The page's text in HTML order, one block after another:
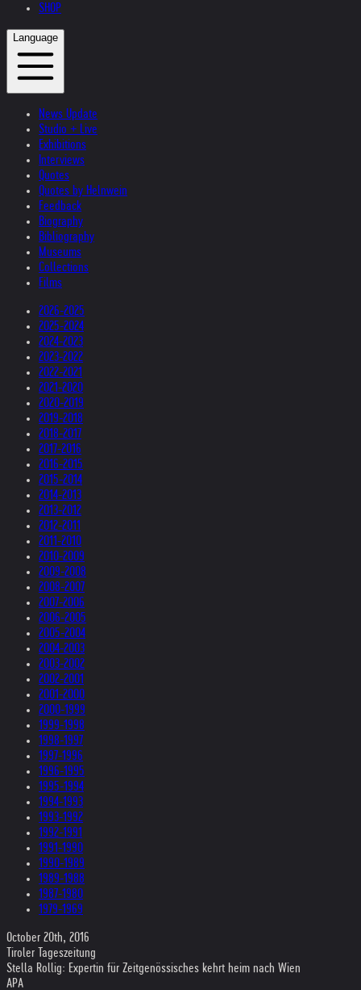
SHOP
Language
News Update
Studio + Live
Exhibitions
Interviews
Quotes
Quotes by Helnwein
Feedback
Biography
Bibliography
Museums
Collections
Films
2026-2025
2025-2024
2024-2023
2023-2022
2022-2021
2021-2020
2020-2019
2019-2018
2018-2017
2017-2016
2016-2015
2015-2014
2014-2013
2013-2012
2012-2011
2011-2010
2010-2009
2009-2008
2008-2007
2007-2006
2006-2005
2005-2004
2004-2003
2003-2002
2002-2001
2001-2000
2000-1999
1999-1998
1998-1997
1997-1996
1996-1995
1995-1994
1994-1993
1993-1992
1992-1991
1991-1990
1990-1989
1989-1988
1987-1980
1979-1969
October 20th, 2016
Tiroler Tageszeitung
Stella Rollig: Expertin für Zeitgenössisches kehrt heim nach Wien
APA